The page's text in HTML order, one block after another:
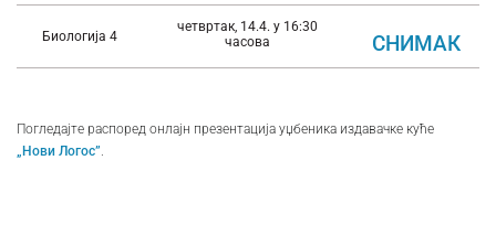
Биологија 4
четвртак, 14.4. у 16:30
часова
СНИМАК
Погледајте распоред онлајн презентација уџбеника издавачке куће
„Нови Логос”.